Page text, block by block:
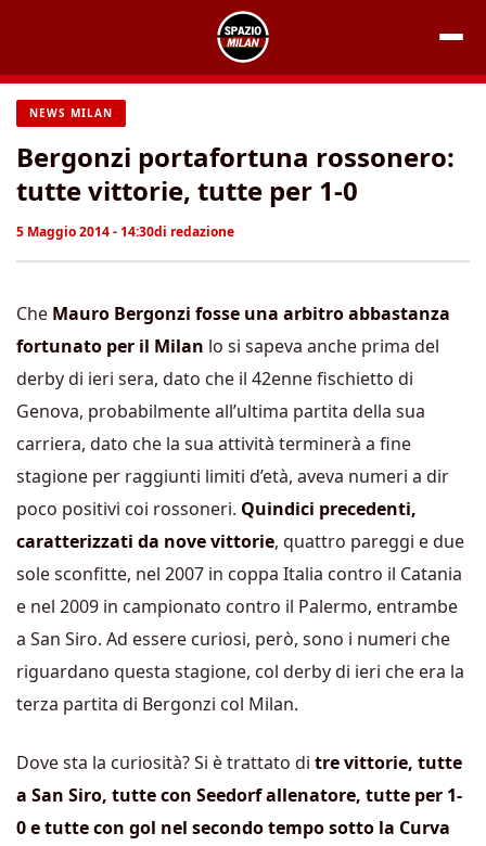
contenuto
NEWS MILAN
Bergonzi portafortuna rossonero:
tutte vittorie, tutte per 1-0
5 Maggio 2014 - 14:30di redazione
Che Mauro Bergonzi fosse una arbitro abbastanza
fortunato per il Milan lo si sapeva anche prima del
derby di ieri sera, dato che il 42enne fischietto di
Genova, probabilmente all’ultima partita della sua
carriera, dato che la sua attività terminerà a fine
stagione per raggiunti limiti d’età, aveva numeri a dir
poco positivi coi rossoneri. Quindici precedenti,
caratterizzati da nove vittorie, quattro pareggi e due
sole sconfitte, nel 2007 in coppa Italia contro il Catania
e nel 2009 in campionato contro il Palermo, entrambe
a San Siro. Ad essere curiosi, però, sono i numeri che
riguardano questa stagione, col derby di ieri che era la
terza partita di Bergonzi col Milan.
Dove sta la curiosità? Si è trattato di tre vittorie, tutte
a San Siro, tutte con Seedorf allenatore, tutte per 1-
0 e tutte con gol nel secondo tempo sotto la Curva